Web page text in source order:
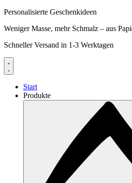
Personalisierte Geschenkideen
Weniger Masse, mehr Schmalz – aus
Schneller Versand in 1-3 Werktagen
Start
Produkte